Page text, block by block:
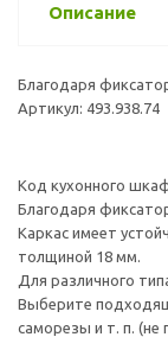
Описание
Благодаря
Артикул: 493.938.74
Код кухонного
Благодаря
Каркас имеет
толщиной 18 мм.
Для различного
Выберите
саморезы и т. п. (не